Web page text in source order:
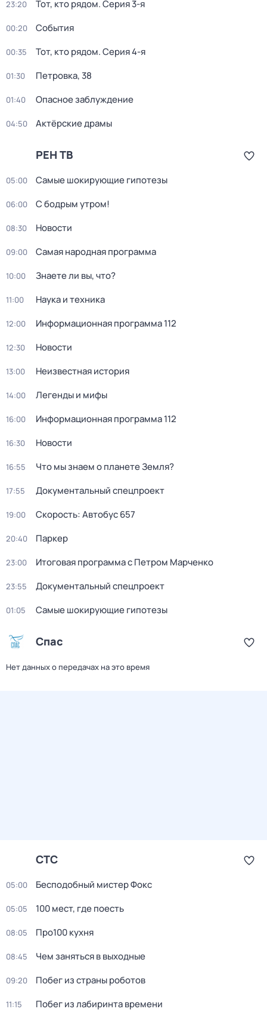
23:20 Тот, кто рядом. Серия 3-я
00:20 События
00:35 Тот, кто рядом. Серия 4-я
01:30 Петровка, 38
01:40 Опасное заблуждение
04:50 Актёрские драмы
РЕН ТВ
05:00 Самые шoкиpующие гипотезы
06:00 С бодрым утром!
08:30 Новости
09:00 Самая народная программа
10:00 Знаете ли вы, что?
11:00 Наука и техника
12:00 Информационная программа 112
12:30 Новости
13:00 Неизвестная история
14:00 Легенды и мифы
16:00 Информационная программа 112
16:30 Новости
16:55 Что мы знаем о планете Земля?
17:55 Документальный спецпроект
19:00 Скорость: Автобус 657
20:40 Паркер
23:00 Итоговая программа с Петром Марченко
23:55 Документальный спецпроект
01:05 Самые шoкиpующие гипотезы
Спас
Нет данных о передачах на это время
СТС
05:00 Бесподобный мистер Фокс
05:05 100 мест, где поесть
08:05 Про100 кухня
08:45 Чем заняться в выходные
09:20 Побег из страны роботов
11:15 Побег из лабиринта времени